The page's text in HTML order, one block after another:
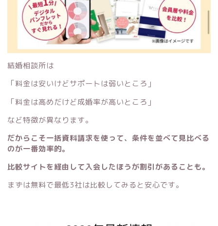
結婚相談所は
「料金は安いけどサポートは弱いところ」
「料金は高めだけど成婚率が高いところ」
など特徴が異なります。
だからこそ一括資料請求を使って、条件を並べて見比べる
のが一番効率的。
比較サイトを経由して入会したほうが割引があることも。
まずは無料で最低3社は比較してみると安心です。